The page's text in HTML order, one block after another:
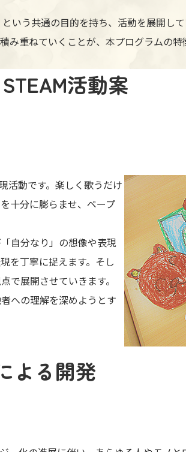
いう共通の目的を持ち、活動を展開し
重ねていくことが、本プログラムの特
活動案
活動です。楽しく歌うだけ
十分に膨らませ、ペープ
自分なり」の想像や表現
を丁寧に捉えます。そし
で展開させていきます。
への理解を深めようとす
よる開発